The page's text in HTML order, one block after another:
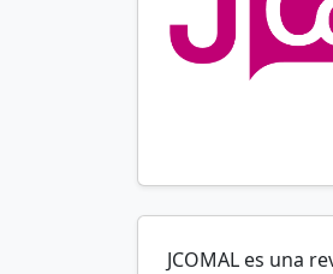
JCOMAL es una